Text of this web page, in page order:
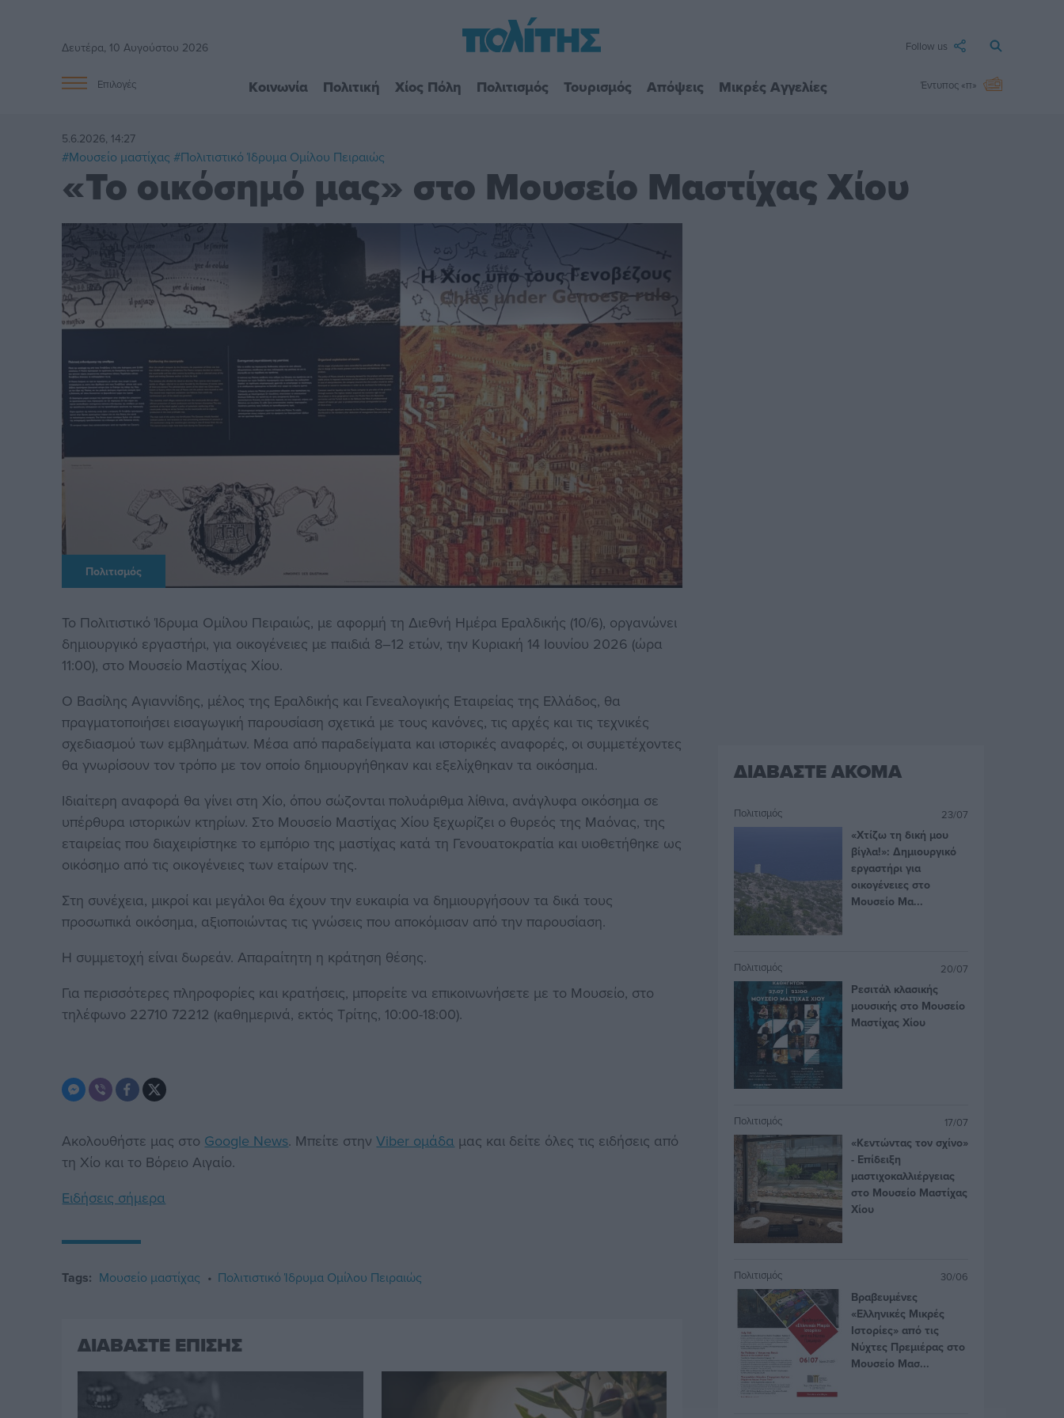
Δευτέρα, 10 Αυγούστου 2026 Follow us
Επιλογές Κοινωνία Πολιτική Χίος Πόλη Πολιτισμός Τουρισμός Απόψεις Μικρές Αγγελίες Έντυπος «π»
5.6.2026, 14:27
#Μουσείο μαστίχας #Πολιτιστικό Ίδρυμα Ομίλου Πειραιώς
«Το οικόσημό μας» στο Μουσείο Μαστίχας Χίου
Πολιτισμός
Το Πολιτιστικό Ίδρυμα Ομίλου Πειραιώς, με αφορμή τη Διεθνή Ημέρα Εραλδικής (10/6), οργανώνει
δημιουργικό εργαστήρι, για οικογένειες με παιδιά 8–12 ετών, την Κυριακή 14 Ιουνίου 2026 (ώρα
11:00), στο Μουσείο Μαστίχας Χίου.
Ο Βασίλης Αγιαννίδης, μέλος της Εραλδικής και Γενεαλογικής Εταιρείας της Ελλάδος, θα
πραγματοποιήσει εισαγωγική παρουσίαση σχετικά με τους κανόνες, τις αρχές και τις τεχνικές
σχεδιασμού των εμβλημάτων. Μέσα από παραδείγματα και ιστορικές αναφορές, οι συμμετέχοντες
θα γνωρίσουν τον τρόπο με τον οποίο δημιουργήθηκαν και εξελίχθηκαν τα οικόσημα.
Ιδιαίτερη αναφορά θα γίνει στη Χίο, όπου σώζονται πολυάριθμα λίθινα, ανάγλυφα οικόσημα σε
υπέρθυρα ιστορικών κτηρίων. Στο Μουσείο Μαστίχας Χίου ξεχωρίζει ο θυρεός της Μαόνας, της
εταιρείας που διαχειρίστηκε το εμπόριο της μαστίχας κατά τη Γενουατοκρατία και υιοθετήθηκε ως
οικόσημο από τις οικογένειες των εταίρων της.
Στη συνέχεια, μικροί και μεγάλοι θα έχουν την ευκαιρία να δημιουργήσουν τα δικά τους
προσωπικά οικόσημα, αξιοποιώντας τις γνώσεις που αποκόμισαν από την παρουσίαση.
Η συμμετοχή είναι δωρεάν. Απαραίτητη η κράτηση θέσης.
Για περισσότερες πληροφορίες και κρατήσεις, μπορείτε να επικοινωνήσετε με το Μουσείο, στο
τηλέφωνο 22710 72212 (καθημερινά, εκτός Τρίτης, 10:00-18:00).
Ακολουθήστε μας στο Google News. Μπείτε στηνViber ομάδα μας και δείτε όλες τις ειδήσεις από
τη Χίο και το Βόρειο Αιγαίο.
Ειδήσεις σήμερα
Tags: Μουσείο μαστίχας Πολιτιστικό Ίδρυμα Ομίλου Πειραιώς
ΔΙΑΒΑΣΤΕ ΕΠΙΣΗΣ
ΔΙΑΒΑΣΤΕ ΑΚΟΜΑ
Πολιτισμός 23/07
«Χτίζω τη δική μου
βίγλα!»: Δημιουργικό
εργαστήρι για
οικογένειες στο
Μουσείο Μα...
Πολιτισμός 20/07
Ρεσιτάλ κλασικής
μουσικής στο Μουσείο
Μαστίχας Χίου
Πολιτισμός 17/07
«Κεντώντας τον σχίνο»
- Επίδειξη
μαστιχοκαλλιέργειας
στο Μουσείο Μαστίχας
Χίου
Πολιτισμός 30/06
Βραβευμένες
«Ελληνικές Μικρές
Ιστορίες» από τις
Νύχτες Πρεμιέρας στο
Μουσείο Μασ...